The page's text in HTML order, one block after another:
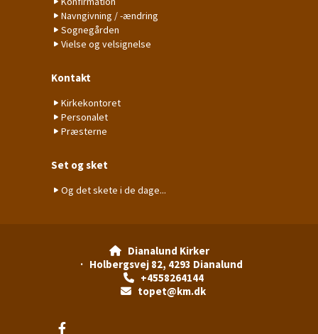
Navngivning / -ændring
Sognegården
Vielse og velsignelse
Kontakt
Kirkekontoret
Personalet
Præsterne
Set og sket
Og det skete i de dage...
Dianalund Kirker
· Holbergsvej 82, 4293 Dianalund
+4558264144
 topet@km.dk